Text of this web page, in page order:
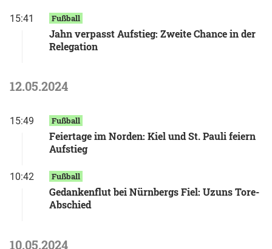
15:41 Fußball
Jahn verpasst Aufstieg: Zweite Chance in der
Relegation
12.05.2024
15:49 Fußball
Feiertage im Norden: Kiel und St. Pauli feiern
Aufstieg
10:42 Fußball
Gedankenflut bei Nürnbergs Fiel: Uzuns Tore-
Abschied
10.05.2024